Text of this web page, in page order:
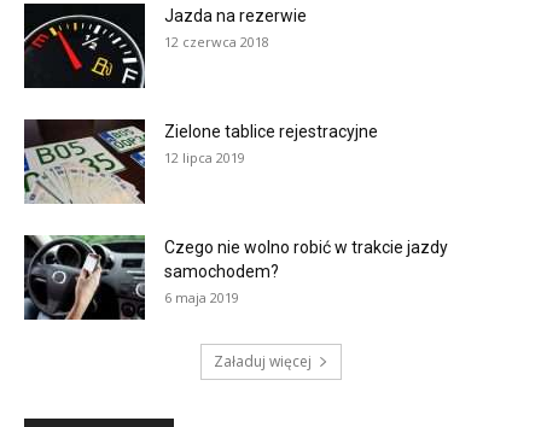
Jazda na rezerwie
12 czerwca 2018
Zielone tablice rejestracyjne
12 lipca 2019
Czego nie wolno robić w trakcie jazdy
samochodem?
6 maja 2019
Załaduj więcej